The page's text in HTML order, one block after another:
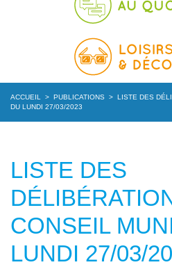
ACCUEIL > PUBLICATIONS > LISTE DES
DU LUNDI 27/03/2023
LISTE DES
CONSEIL
LUNDI 27/03/